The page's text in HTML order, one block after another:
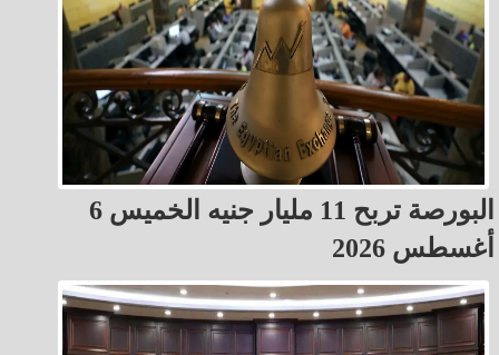
البورصة تربح 11 مليار جنيه الخميس 6
أغسطس 2026